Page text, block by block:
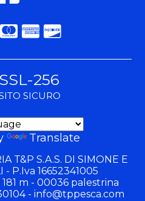
SSL-256
SICURO
Translate
T&P S.A.S. DI SIMONE E
- P.Iva 16652341005
m - 00036 palestrina
- info@tppesca.com